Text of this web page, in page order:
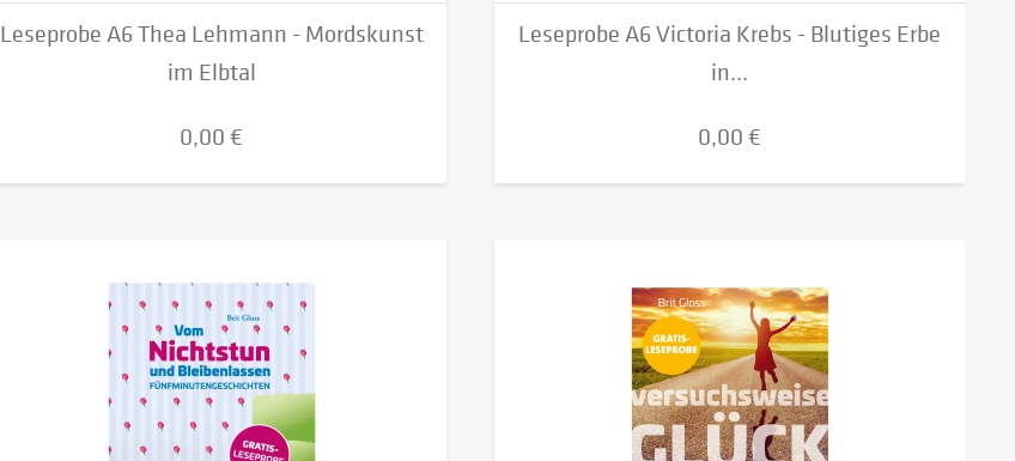
Leseprobe A6 Thea Lehmann - Mordskunst
im Elbtal
0,00 €
Leseprobe A6 Victoria Krebs - Blutiges Erbe
in...
0,00 €